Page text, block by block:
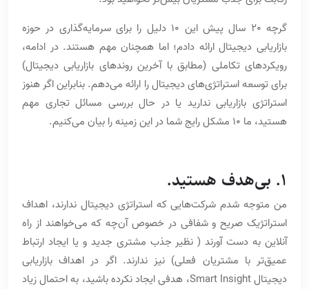
گرچه 20 سال پیش این 10 دلیل را برای سرمایه‌گذاری در حوزه
بازاریابی دیجیتال ارائه دادم؛ اما همچنان مهم هستند. در ادامه،
رویکردهای تکاملی (مطابق با آخرین روندهای بازاریابی دیجیتال)
برای توسعه استراتژی‌های دیجیتال را ارائه می‌دهم. بنابراین اگر هنوز
استراتژی بازاریابی ندارید یا در حال بررسی مسائل تجاری مهم
هستید، ما 10 مشکل رایج شما در این زمینه را بیان می‌کنیم.
1. بی‌هدف هستید.
من متوجه شدم شرکت‌هایی که استراتژی دیجیتال ندارند، اهداف
استراتژیک صریح و شفافی در خصوص آن‌چه که می‌خواهند از راه
آنلاین به دست آورند ( نظیر جذب مشتری جدید و یا ایجاد ارتباط
عمیق‌تر با مشتریان فعلی) نیز ندارند. اگر در اهداف بازاریابی
دیجیتال Smart Insight، هدفی ایجاد نکرده باشید، به احتمال زیاد